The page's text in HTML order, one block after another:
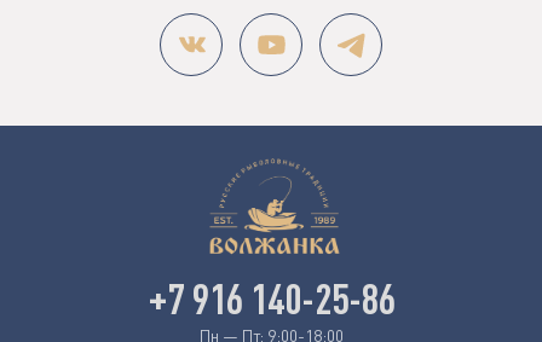
+7 916 140-25-86
Пн — Пт: 9:00-18:00